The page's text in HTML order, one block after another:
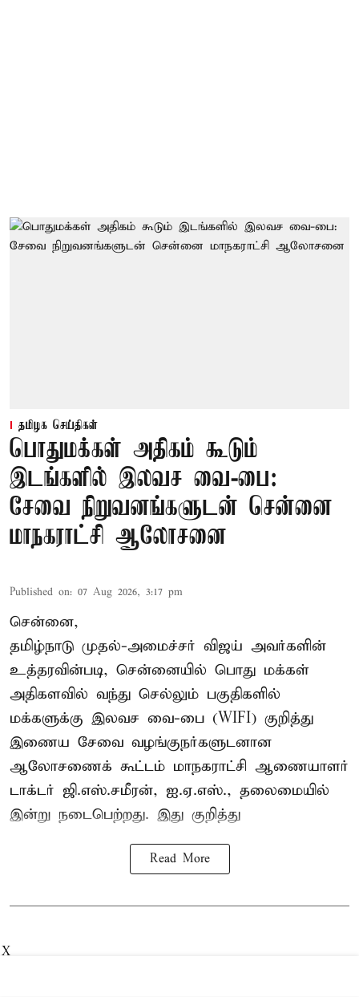
தமிழக செய்திகள்
பொதுமக்கள் அதிகம் கூடும்
இடங்களில் இலவச வை-பை:
சேவை நிறுவனங்களுடன் சென்னை
மாநகராட்சி ஆலோசனை
Published on: 07 Aug 2026, 3:17 pm
சென்னை,
தமிழ்நாடு முதல்-அமைச்சர் விஜய் அவர்களின்
உத்தரவின்படி, சென்னையில் பொது மக்கள்
அதிகளவில் வந்து செல்லும் பகுதிகளில்
மக்களுக்கு இலவச வை-பை (WIFI) குறித்து
இணைய சேவை வழங்குநர்களுடனான
ஆலோசணைக் கூட்டம் மாநகராட்சி ஆணையாளர்
டாக்டர் ஜி.எஸ்.சமீரன், ஐ.ஏ.எஸ்., தலைமையில்
இன்று நடைபெற்றது. இது குறித்து
Read More
X